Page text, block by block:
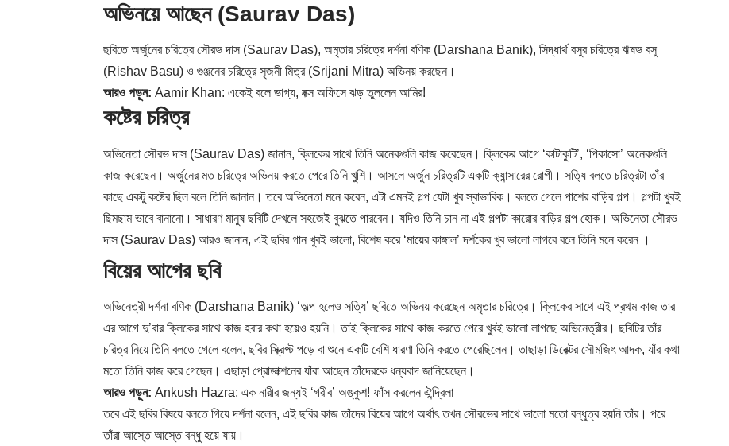
অভিনয়ে আছেন (Saurav Das)
ছবিতে অর্জুনের চরিত্রে সৌরভ দাস (Saurav Das), অমৃতার চরিত্রে দর্শনা বণিক (Darshana Banik), সিদ্ধার্থ বসুর চরিত্রে ঋষভ বসু
(Rishav Basu) ও গুঞ্জনের চরিত্রে সৃজনী মিত্র (Srijani Mitra) অভিনয় করছেন।
আরও পড়ুন: Aamir Khan: একেই বলে ভাগ্য, বক্স অফিসে ঝড় তুললেন আমির!
কষ্টের চরিত্র
অভিনেতা সৌরভ দাস (Saurav Das) জানান, ক্লিকের সাথে তিনি অনেকগুলি কাজ করেছেন। ক্লিকের আগে ‘কাটাকুটি’, ‘পিকাসো’ অনেকগুলি
কাজ করেছেন। অর্জুনের মত চরিত্রে অভিনয় করতে পেরে তিনি খুশি। আসলে অর্জুন চরিত্রটি একটি ক্যান্সারের রোগী। সত্যি বলতে চরিত্রটা তাঁর
কাছে একটু কষ্টের ছিল বলে তিনি জানান। তবে অভিনেতা মনে করেন, এটা এমনই গল্প যেটা খুব স্বাভাবিক। বলতে গেলে পাশের বাড়ির গল্প। গল্পটা খুবই
ছিমছাম ভাবে বানানো। সাধারণ মানুষ ছবিটি দেখলে সহজেই বুঝতে পারবেন। যদিও তিনি চান না এই গল্পটা কারোর বাড়ির গল্প হোক। অভিনেতা সৌরভ
দাস (Saurav Das) আরও জানান, এই ছবির গান খুবই ভালো, বিশেষ করে ‘মায়ের কাঙ্গাল’ দর্শকের খুব ভালো লাগবে বলে তিনি মনে করেন ।
বিয়ের আগের ছবি
অভিনেত্রী দর্শনা বণিক (Darshana Banik) ‘অল্প হলেও সত্যি’ ছবিতে অভিনয় করেছেন অমৃতার চরিত্রে। ক্লিকের সাথে এই প্রথম কাজ তার
এর আগে দু’বার ক্লিকের সাথে কাজ হবার কথা হয়েও হয়নি। তাই ক্লিকের সাথে কাজ করতে পেরে খুবই ভালো লাগছে অভিনেত্রীর। ছবিটির তাঁর
চরিত্র নিয়ে তিনি বলতে গেলে বলেন, ছবির স্ক্রিপ্ট পড়ে বা শুনে একটি বেশি ধারণা তিনি করতে পেরেছিলেন। তাছাড়া ডিরেক্টর সৌমজিৎ আদক, যাঁর কথা
মতো তিনি কাজ করে গেছেন। এছাড়া প্রোডাক্শনের যাঁরা আছেন তাঁদেরকে ধন্যবাদ জানিয়েছেন।
আরও পড়ুন: Ankush Hazra: এক নারীর জন্যই ‘গরীব’ অঙ্কুশ! ফাঁস করলেন ঐন্দ্রিলা
তবে এই ছবির বিষয়ে বলতে গিয়ে দর্শনা বলেন, এই ছবির কাজ তাঁদের বিয়ের আগে অর্থাৎ তখন সৌরভের সাথে ভালো মতো বন্ধুত্ব হয়নি তাঁর। পরে
তাঁরা আস্তে আস্তে বন্ধু হয়ে যায়।